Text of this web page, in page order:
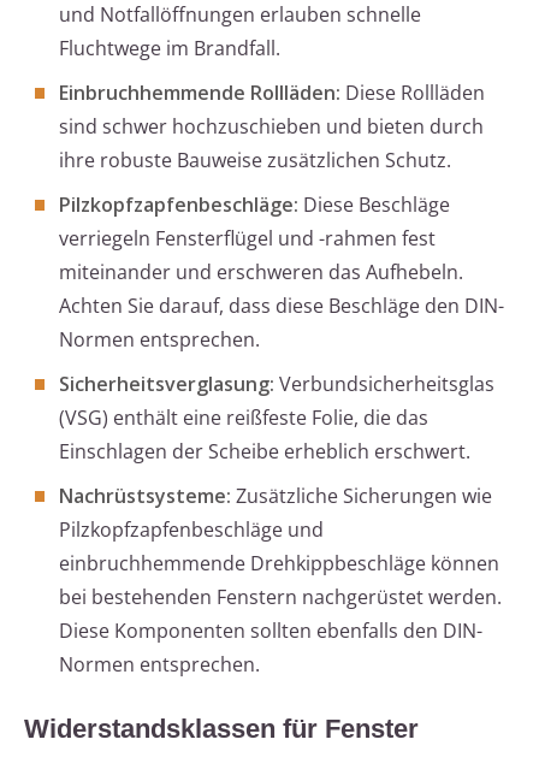
und Notfallöffnungen erlauben schnelle
Fluchtwege im Brandfall.
Einbruchhemmende Rollläden: Diese Rollläden
sind schwer hochzuschieben und bieten durch
ihre robuste Bauweise zusätzlichen Schutz.
Pilzkopfzapfenbeschläge: Diese Beschläge
verriegeln Fensterflügel und -rahmen fest
miteinander und erschweren das Aufhebeln.
Achten Sie darauf, dass diese Beschläge den DIN-
Normen entsprechen.
Sicherheitsverglasung: Verbundsicherheitsglas
(VSG) enthält eine reißfeste Folie, die das
Einschlagen der Scheibe erheblich erschwert.
Nachrüstsysteme: Zusätzliche Sicherungen wie
Pilzkopfzapfenbeschläge und
einbruchhemmende Drehkippbeschläge können
bei bestehenden Fenstern nachgerüstet werden.
Diese Komponenten sollten ebenfalls den DIN-
Normen entsprechen.
Widerstandsklassen für Fenster